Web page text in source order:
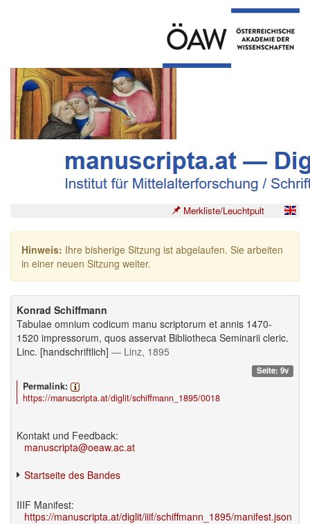
Merkliste/Leuchtpult
Hinweis: Ihre bisherige Sitzung ist abgelaufen. Sie arbeiten
in einer neuen Sitzung weiter.
Konrad Schiffmann
Tabulae omnium codicum manu scriptorum et annis 1470-
1520 impressorum, quos asservat Bibliotheca Seminarii cleric.
Linc. [handschriftlich] — Linz, 1895
Seite: 9v
Permalink:
https://manuscripta.at/diglit/schiffmann_1895/0018
Kontakt und Feedback:
manuscripta@oeaw.ac.at
Startseite des Bandes
IIIF Manifest:
https://manuscripta.at/diglit/iiif/schiffmann_1895/manifest.json